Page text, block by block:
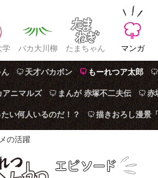
学 バカ大川柳 たまちゃん マンガ
天才バカボン もーれつア太郎
アニマルズ まんが 赤塚不二夫伝 赤
い何人いるのだ！？ 描きおろし漫景
の活躍